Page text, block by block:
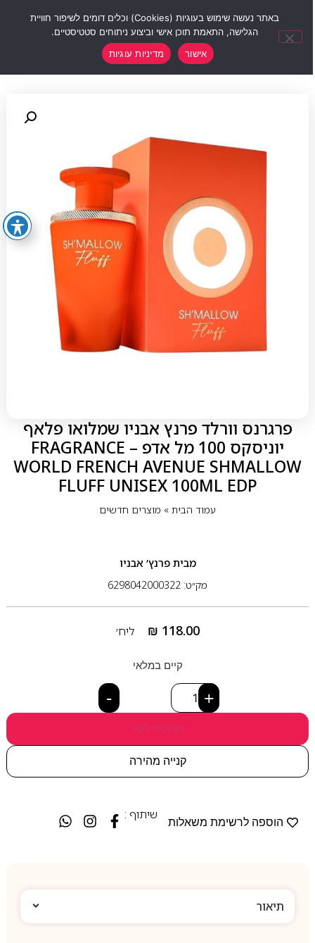
פרגרנס וורלד פרנץ אבניו שמלואו פלאף
יוניסקס 100 מל אדפ – FRAGRANCE
WORLD FRENCH AVENUE SHMALLOW
FLUFF UNISEX 100ML EDP
עמוד הבית» מוצרים חדשים
מבית פרנץ’ אבניו
מק״ט: 6298042000322
₪ 118.00 ליח׳
קיים במלאי
- +
הוספה לסל
קנייה מהירה
הוספה לרשימת משאלות
שיתוף :
תיאור
באתר נעשה שימוש בעוגיות (Cookies) וכלים דומים לשיפור חוויית
הגלישה, התאמת תוכן אישי וביצוע ניתוחים סטטיסטיים.
אישור
מדיניות עוגיות